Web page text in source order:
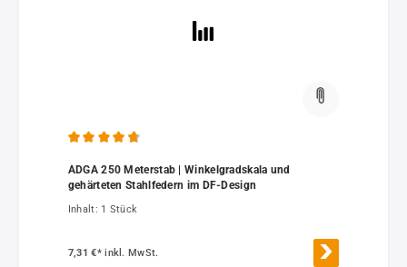
ADGA 250 Meterstab | Winkelgradskala und
gehärteten Stahlfedern im DF-Design
Inhalt: 1 Stück
7,31 €*inkl. MwSt.